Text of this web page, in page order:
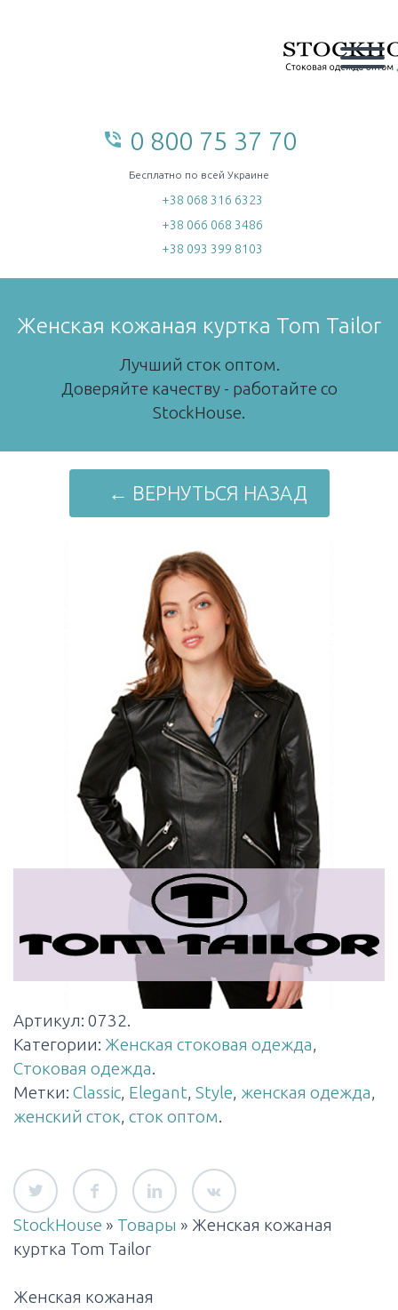
phone_in_talk 0 800 75 37 70
Бесплатно по всей Украине
+38 068 316 6323
+38 066 068 3486
+38 093 399 8103
Женская кожаная куртка Tom Tailor
Лучший сток оптом.
Доверяйте качеству - работайте со
StockHouse.
← ВЕРНУТЬСЯ НАЗАД
Артикул: 0732.
Категории: Женская стоковая одежда,
Стоковая одежда.
Метки: Classic, Elegant, Style, женская одежда,
женский сток, сток оптом.
StockHouse » Товары » Женская кожаная
куртка Tom Tailor
Женская кожаная